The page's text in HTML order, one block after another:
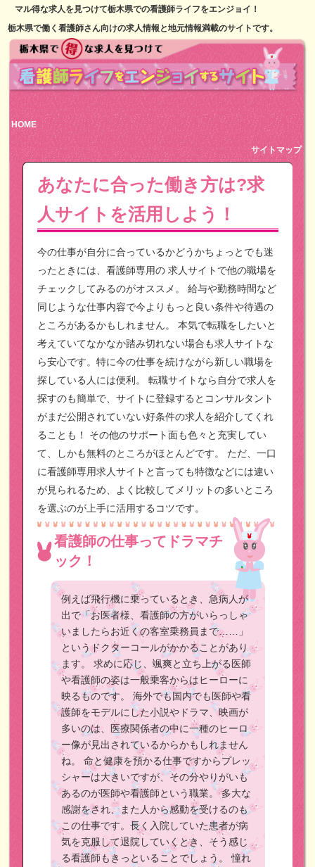
マル得な求人を見つけて栃木県での看護師ライフをエンジョイ！
栃木県で働く看護師さん向けの求人情報と地元情報満載のサイトです。
HOME
サイトマップ
あなたに合った働き方は?求
人サイトを活用しよう！
今の仕事が自分に合っているかどうかちょっとでも迷
ったときには、看護師専用の 求人サイトで他の職場を
チェックしてみるのがオススメ。
給与や勤務時間など
同じような仕事内容で今よりもっと良い条件や待遇の
ところがあるかもしれません。
本気で転職をしたいと
考えていてなかなか踏み切れない場合も求人サイトな
ら安心です。特に今の仕事を続けながら新しい職場を
探している人には便利。
転職サイトなら自分で求人を
探すのも簡単で、サイトに登録するとコンサルタント
がまだ公開されていない好条件の求人を紹介してくれ
ることも！
その他のサポート面も色々と充実してい
て、しかも無料のところがほとんどです。
ただ、一口
に看護師専用求人サイトと言っても特徴などには違い
が見られるため、よく比較してメリットの多いところ
を選ぶのが上手に活用するコツです。
看護師の仕事ってドラマチ
ック！
例えば飛行機に乗っているとき、急病人が
出で「お医者様、看護師の方がいらっしゃ
いましたらお近くの客室乗務員まで……」
というドクターコールがかかることがあり
ます。
求めに応じ、颯爽と立ち上がる医師
や看護師の姿は一般乗客からはヒーローに
映るものです。
海外でも国内でも医師や看
護師をモデルにした小説やドラマ、映画が
多いのは、医療関係者の中に一種のヒーロ
ー像が見出されているからかもしれません
ね。
命と健康を預かる仕事ですからプレッ
シャーは大きいですが、その分やりがいも
あるのが医師や看護師という職業。多大な
感謝をされ、また人から感動を受けるのも
この仕事です。長く入院していた患者が病
気を克服して退院していくとき、そう感じ
る看護師もきっといることでしょう。
憧れ